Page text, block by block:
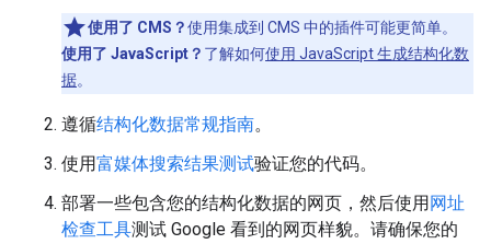
使用了 CMS？使用集成到 CMS 中的插件可能更简单。
使用了 JavaScript？ 了解如何使用 JavaScript 生成结构化数
据。
遵循结构化数据常规指南。
使用富媒体搜索结果测试验证您的代码。
部署一些包含您的结构化数据的网页，然后使用网址
检查工具测试 Google 看到的网页样貌。请确保您的